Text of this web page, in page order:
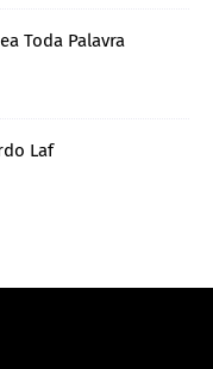
Toda Palavra
Laf